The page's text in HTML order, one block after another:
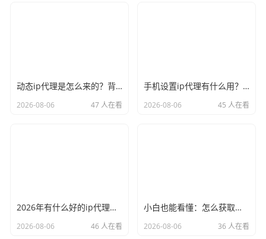
动态ip代理是怎么来的？背后的原理比你想象的精彩
2026-08-06 47 人在看
手机设置ip代理有什么用？不只是改定位那么简单
2026-08-06 45 人在看
2026年有什么好的ip代理软件？亲测后我只推荐这几个
2026-08-06 46 人在看
小白也能看懂：怎么获取代理ip和端口号，一步步教会你
2026-08-06 36 人在看